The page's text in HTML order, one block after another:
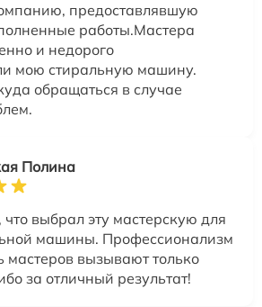
предоставлявшую
работы.Мастера
и недорого
мою стиральную машину.
обращаться в случае
Полина
выбрал эту мастерскую для
машины. Профессионализм
мастеров вызывают только
за отличный результат!